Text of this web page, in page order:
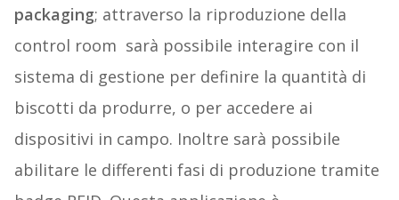
packaging; attraverso la riproduzione della
control room sarà possibile interagire con il
sistema di gestione per definire la quantità di
biscotti da produrre, o per accedere ai
dispositivi in campo. Inoltre sarà possibile
abilitare le differenti fasi di produzione tramite